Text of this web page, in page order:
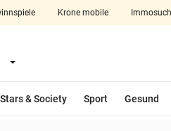
Krone mobile
Menü aufklappen
Stars & Society Sport Gesund